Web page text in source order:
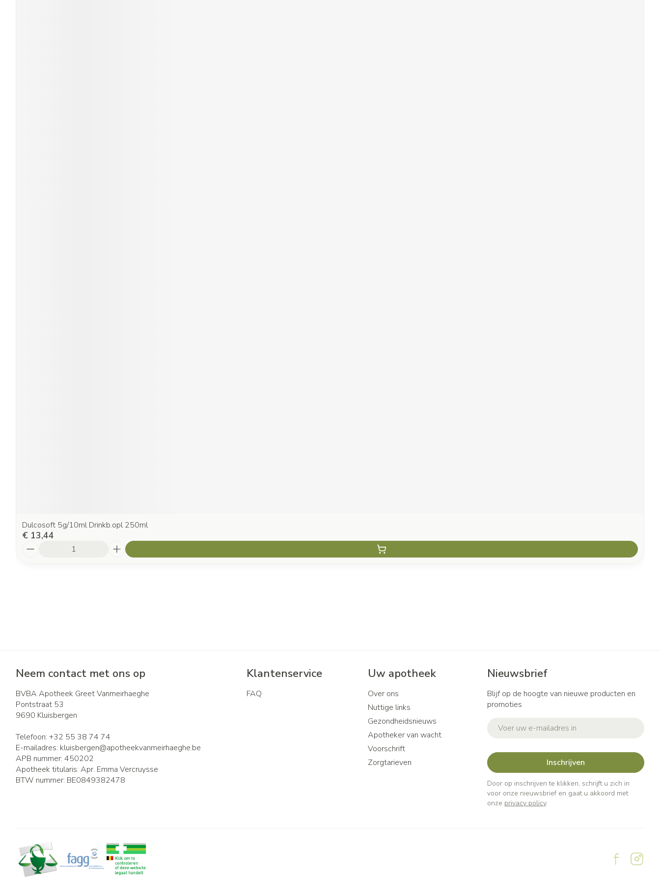
Dulcosoft 5g/10ml Drinkb.opl 250ml
€ 13,44
Neem contact met ons op
BVBA Apotheek Greet Vanmeirhaeghe
Pontstraat 53
9690 Kluisbergen
Telefoon: +32 55 38 74 74
E-mailadres: kluisbergen@apotheekvanmeirhaeghe.be
APB nummer: 450202
Apotheek titularis: Apr. Emma Vercruysse
BTW nummer: BE0849382478
Klantenservice
FAQ
Uw apotheek
Over ons
Nuttige links
Gezondheidsnieuws
Apotheker van wacht
Voorschrift
Zorgtarieven
Nieuwsbrief
Blijf op de hoogte van nieuwe producten en
promoties
Inschrijven
Door op inschrijven te klikken, schrijft u zich in
voor onze nieuwsbrief en gaat u akkoord met
onze privacy policy.